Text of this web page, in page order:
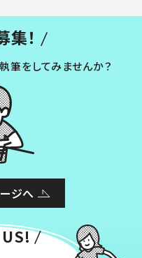
！
筆をしてみませんか？
ジへ